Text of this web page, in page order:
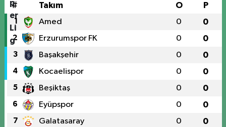
# Takım O P
1 Amed 0 0
2 Erzurumspor FK 0 0
3 Başakşehir 0 0
4 Kocaelispor 0 0
5 Beşiktaş 0 0
6 Eyüpspor 0 0
7 Galatasaray 0 0